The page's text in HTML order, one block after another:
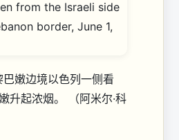
嫩边境以色列一侧看
升起浓烟。
（阿米尔·科